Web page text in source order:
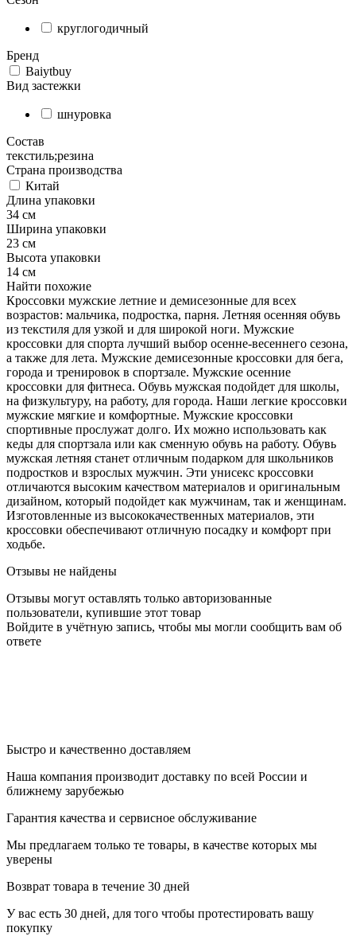
круглогодичный
Бренд
Baiytbuy
Вид застежки
шнуровка
Состав
текстиль;резина
Страна производства
Китай
Длина упаковки
34 см
Ширина упаковки
23 см
Высота упаковки
14 см
Найти похожие
Кроссовки мужские летние и демисезонные для всех
возрастов: мальчика, подростка, парня. Летняя осенняя обувь
из текстиля для узкой и для широкой ноги. Мужские
кроссовки для спорта лучший выбор осенне-весеннего сезона,
а также для лета. Мужские демисезонные кроссовки для бега,
города и тренировок в спортзале. Мужские осенние
кроссовки для фитнеса. Обувь мужская подойдет для школы,
на физкультуру, на работу, для города. Наши легкие кроссовки
мужские мягкие и комфортные. Мужские кроссовки
спортивные прослужат долго. Их можно использовать как
кеды для спортзала или как сменную обувь на работу. Обувь
мужская летняя станет отличным подарком для школьников
подростков и взрослых мужчин. Эти унисекс кроссовки
отличаются высоким качеством материалов и оригинальным
дизайном, который подойдет как мужчинам, так и женщинам.
Изготовленные из высококачественных материалов, эти
кроссовки обеспечивают отличную посадку и комфорт при
ходьбе.
Отзывы не найдены
Отзывы могут оставлять только авторизованные
пользователи, купившие этот товар
Войдите в учётную запись, чтобы мы могли сообщить вам об
ответе
Быстро и качественно доставляем
Наша компания производит доставку по всей России и
ближнему зарубежью
Гарантия качества и сервисное обслуживание
Мы предлагаем только те товары, в качестве которых мы
уверены
Возврат товара в течение 30 дней
У вас есть 30 дней, для того чтобы протестировать вашу
покупку